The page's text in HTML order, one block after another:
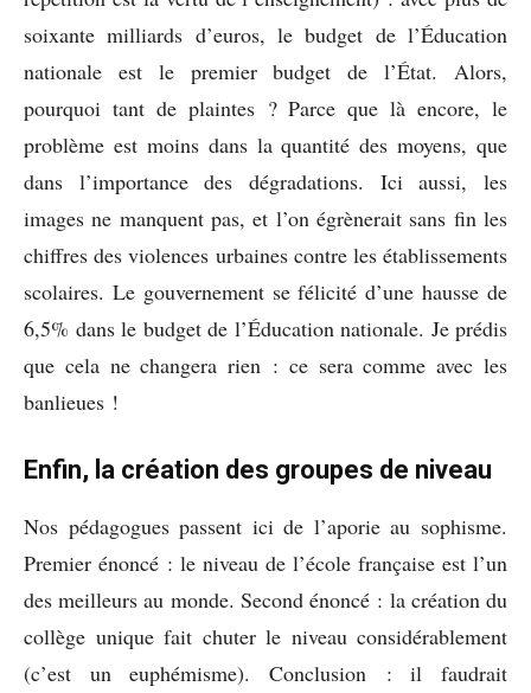
soixante milliards d’euros, le budget de l’Éducation
nationale est le premier budget de l’État. Alors,
pourquoi tant de plaintes ? Parce que là encore, le
problème est moins dans la quantité des moyens, que
dans l’importance des dégradations. Ici aussi, les
images ne manquent pas, et l’on égrènerait sans fin les
chiffres des violences urbaines contre les établissements
scolaires. Le gouvernement se félicité d’une hausse de
6,5% dans le budget de l’Éducation nationale. Je prédis
que cela ne changera rien : ce sera comme avec les
banlieues !
Enfin, la création des groupes de niveau
Nos pédagogues passent ici de l’aporie au sophisme.
Premier énoncé : le niveau de l’école française est l’un
des meilleurs au monde. Second énoncé : la création du
collège unique fait chuter le niveau considérablement
(c’est un euphémisme). Conclusion : il faudrait